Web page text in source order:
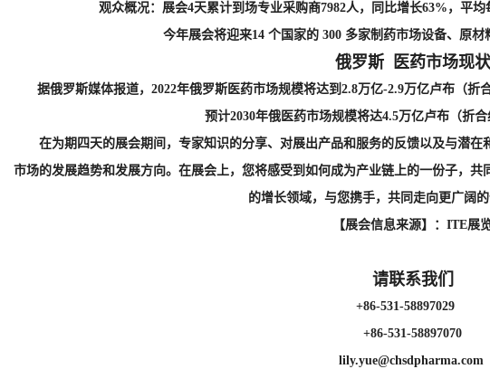
观众概况：展会4天累计到场专业采购商7982人，同比增长63%，平均
今年展会将迎来14 个国家的 300 多家制药市场设备、原材
俄罗斯 医药市场现状
据俄罗斯媒体报道，2022年俄罗斯医药市场规模将达到2.8万亿-2.9万亿卢布（折
预计2030年俄医药市场规模将达4.5万亿卢布（折合
在为期四天的展会期间，专家知识的分享、对展出产品和服务的反馈以及与潜
市场的发展趋势和发展方向。在展会上，您将感受到如何成为产业链上的一份子，
的增长领域，与您携手，共同走向更广阔的
【展会信息来源】：ITE展
请联系我们
+86-531-58897029
+86-531-58897070